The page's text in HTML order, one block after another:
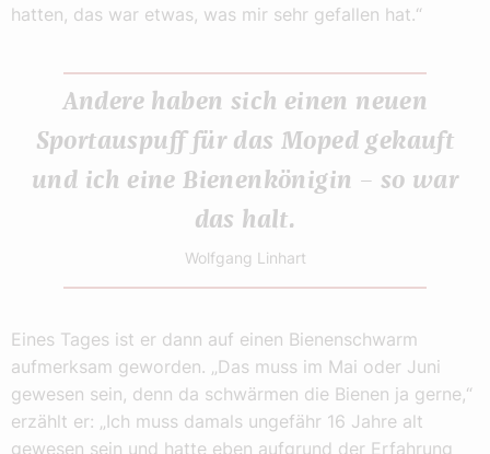
hatten, das war etwas, was mir sehr gefallen hat.“
Andere haben sich einen neuen
Sportauspuff für das Moped gekauft
und ich eine Bienenkönigin – so war
das halt.
Wolfgang Linhart
Eines Tages ist er dann auf einen Bienenschwarm
aufmerksam geworden. „Das muss im Mai oder Juni
gewesen sein, denn da schwärmen die Bienen ja gerne,“
erzählt er: „Ich muss damals ungefähr 16 Jahre alt
gewesen sein und hatte eben aufgrund der Erfahrung